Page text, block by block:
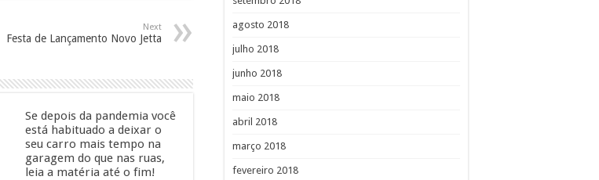
Next
Festa de Lançamento Novo Jetta
Se depois da pandemia você
está habituado a deixar o
seu carro mais tempo na
garagem do que nas ruas,
leia a matéria até o fim!
agosto 2018
julho 2018
junho 2018
maio 2018
abril 2018
março 2018
fevereiro 2018